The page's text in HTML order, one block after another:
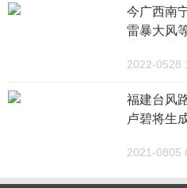
今广西南
雷暴大风
2022-0528
福建台风
卢碧将生
2021-0805